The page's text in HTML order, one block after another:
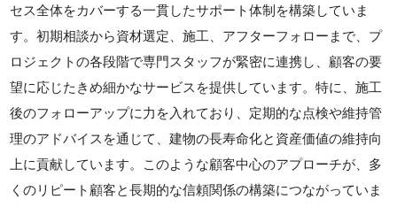
セス全体をカバーする一貫したサポート体制を構築していま
す。初期相談から資材選定、施工、アフターフォローまで、プ
ロジェクトの各段階で専門スタッフが緊密に連携し、顧客の要
望に応じたきめ細かなサービスを提供しています。特に、施工
後のフォローアップに力を入れており、定期的な点検や維持管
理のアドバイスを通じて、建物の長寿命化と資産価値の維持向
上に貢献しています。このような顧客中心のアプローチが、多
くのリピート顧客と長期的な信頼関係の構築につながっていま